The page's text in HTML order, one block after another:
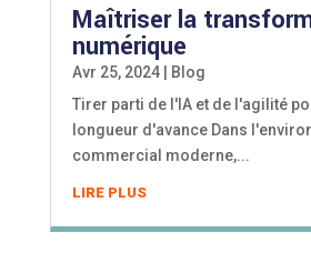
Maîtriser la
numérique
Avr 25, 2024|
Blog
Tirer parti de l'IA et de l'agilité
longueur d'avance Dans
commercial moderne,...
LIRE PLUS